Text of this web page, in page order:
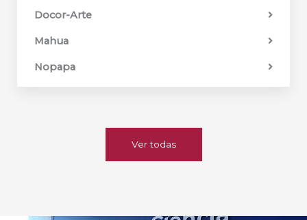
Docor-Arte
Mahua
Nopapa
Ver todas